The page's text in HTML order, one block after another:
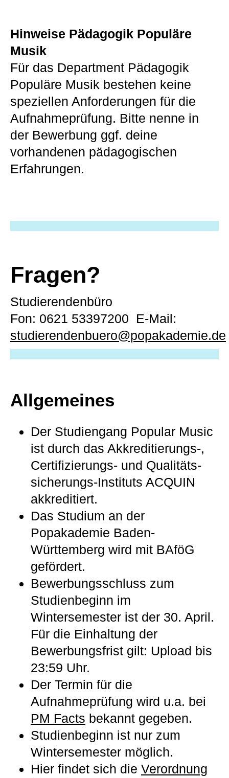
Hinweise Pädagogik Populäre
Musik
Für das Department Pädagogik
Populäre Musik bestehen keine
speziellen Anforderungen für die
Aufnahmeprüfung. Bitte nenne in
der Bewerbung ggf. deine
vorhandenen pädagogischen
Erfahrungen.
Fragen?
Studierendenbüro
Fon: 0621 53397200 E-Mail:
studierendenbuero@popakademie.de
Allgemeines
Der Studiengang Popular Music
ist durch das Akkreditierungs-,
Certifizierungs- und Qualitäts­
sicherungs-Instituts ACQUIN
akkreditiert.
Das Studium an der
Popakademie Baden-
Württemberg wird mit BAföG
gefördert.
Bewerbungsschluss zum
Studienbeginn im
Wintersemester ist der 30. April.
Für die Einhaltung der
Bewerbungsfrist gilt: Upload bis
23:59 Uhr.
Der Termin für die
Aufnahmeprüfung wird u.a. bei
PM Facts bekannt gegeben.
Studienbeginn ist nur zum
Wintersemester möglich.
Hier findet sich die Verordnung